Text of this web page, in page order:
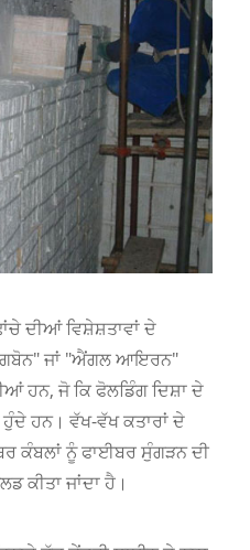
ਦੀਆਂ ਵਿਸ਼ੇਸ਼ਤਾਵਾਂ ਦੇ
ਜਾਂ "ਐਂਗਲ ਆਇਰਨ"
ਹਨ, ਜੋ ਕਿ ਫੋਲਡਿੰਗ ਦਿਸ਼ਾ ਦੇ
ਹੁੰਦੇ ਹਨ। ਵੱਖ-ਵੱਖ ਕਤਾਰਾਂ ਦੇ
ਕੰਬਲਾਂ ਨੂੰ ਫਾਈਬਰ ਸੁੰਗੜਨ ਦੀ
ਕੀਤਾ ਜਾਂਦਾ ਹੈ।